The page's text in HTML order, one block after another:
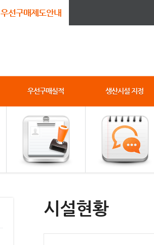
우선구매제도안내
우선구매실적 생산시설 지정
시설현황